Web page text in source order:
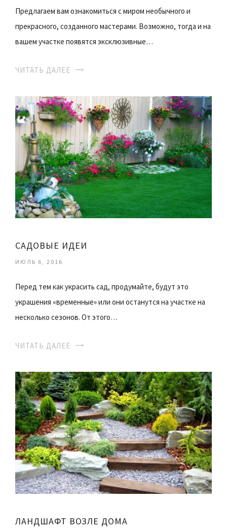
Предлагаем вам ознакомиться с миром необычного и
прекрасного, созданного мастерами. Возможно, тогда и на
вашем участке появятся эксклюзивные…
ЧИТАТЬ ДАЛЕЕ
САДОВЫЕ ИДЕИ
ИЮЛЬ 6, 2016
Перед тем как украсить сад, продумайте, будут это
украшения «временные» или они останутся на участке на
несколько сезонов. От этого…
ЧИТАТЬ ДАЛЕЕ
ЛАНДШАФТ ВОЗЛЕ ДОМА